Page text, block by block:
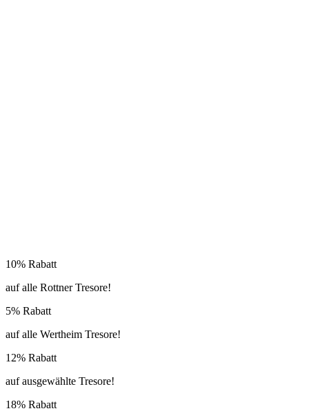
10% Rabatt
auf alle Rottner Tresore!
5% Rabatt
auf alle Wertheim Tresore!
12% Rabatt
auf ausgewählte Tresore!
18% Rabatt